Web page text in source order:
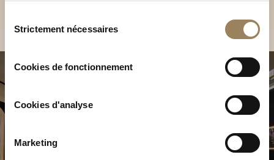
duStrictement nécessaires
Cookies de fonctionnement
Cookies d'analyse
Marketing